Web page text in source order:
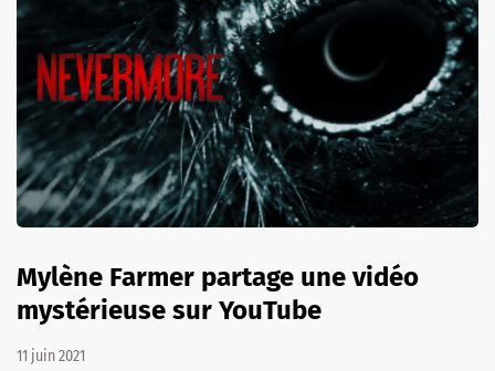
Mylène Farmer partage une vidéo
mystérieuse sur YouTube
11 juin 2021